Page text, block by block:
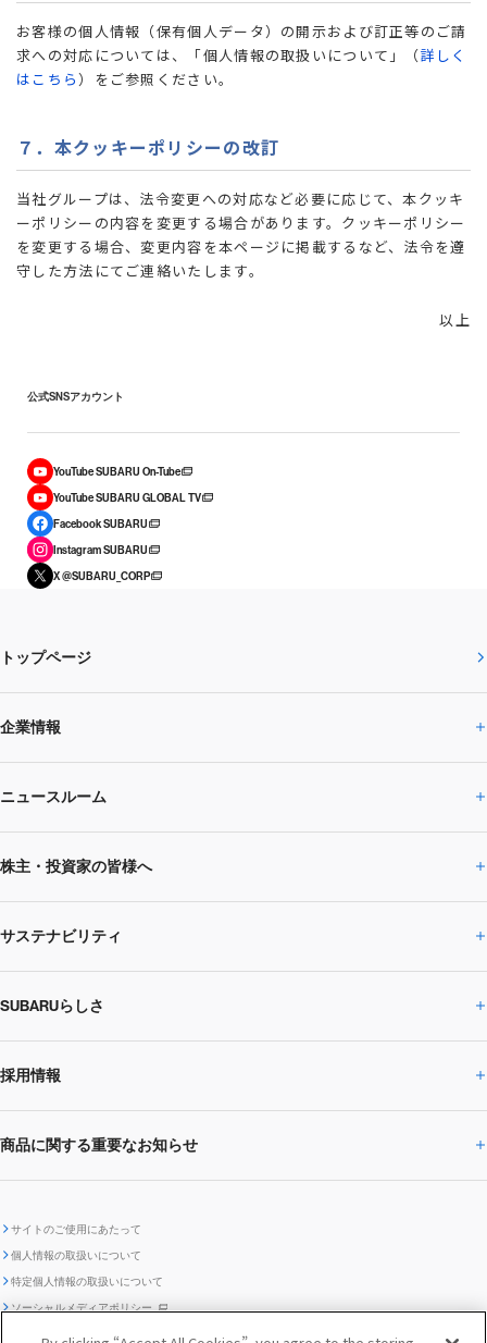
お客様の個人情報（保有個人データ）の開示および訂正等のご請
求への対応については、「個人情報の取扱いについて」（詳しく
はこちら）をご参照ください。
７．本クッキーポリシーの改訂
当社グループは、法令変更への対応など必要に応じて、本クッキ
ーポリシーの内容を変更する場合があります。クッキーポリシー
を変更する場合、変更内容を本ページに掲載するなど、法令を遵
守した方法にてご連絡いたします。
以上
公式SNSアカウント
YouTube SUBARU On-Tube
YouTube SUBARU GLOBAL TV
Facebook SUBARU
Instagram SUBARU
X @SUBARU_CORP
トップページ
企業情報
企業情報トップ
SUBARUのありたい姿
SUBARU 2025方針
事業所・関係会社
ニュースルーム
ニュースルームトップ
ニュースリリース
閉じる
株主・投資家の皆様へ
株主・投資家の皆様へトップ
企業・経営
IRライブラリー
株主・投資家サポート
IRカレンダー
ディスクロージャー
ポリシー
サステナビリティ
サステナビリティトップ
CEOサステナビリティ
環境
ガバナンス
SUBARUらしさ
SUBARUらしさトップ
SUBARUびと
SUBARUデザイン
採用情報
採用情報トップ
SUBARU Lab採用（中途）
商品に関する重要なお知らせ
SUBARU ハイブリッド車 レスキュ
ー時の取扱い
サイトのご使用にあたって
個人情報の取扱いについて
特定個人情報の取扱いについて
ソーシャルメディアポリシー
お問い合わせ ／ よくあるご質問